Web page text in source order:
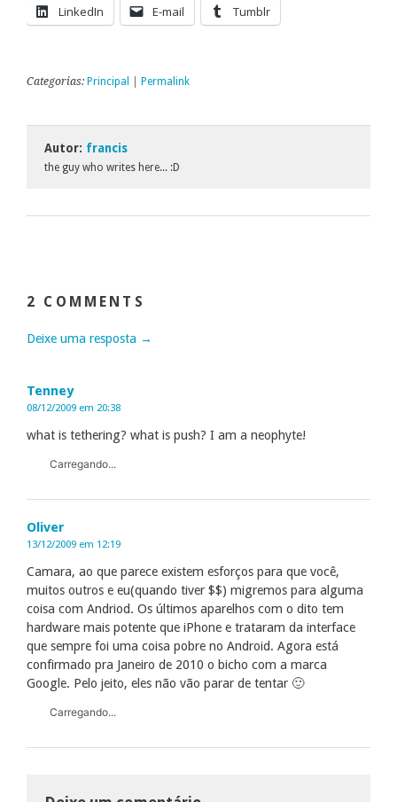
LinkedIn E-mail Tumblr
Categorias: Principal Permalink
Autor: francis
the guy who writes here... :D
2 COMMENTS
Deixe uma resposta →
Tenney
08/12/2009 em 20:38
what is tethering? what is push? I am a neophyte!
Carregando...
Oliver
13/12/2009 em 12:19
Camara, ao que parece existem esforços para que você,
muitos outros e eu(quando tiver $$) migremos para alguma
coisa com Andriod. Os últimos aparelhos com o dito tem
hardware mais potente que iPhone e trataram da interface
que sempre foi uma coisa pobre no Android. Agora está
confirmado pra Janeiro de 2010 o bicho com a marca
Google. Pelo jeito, eles não vão parar de tentar 🙂
Carregando...